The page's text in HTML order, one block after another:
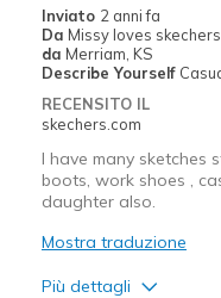
View On Shoes
Inviato 2 anni fa
Da Missy loves skechers
da Merriam, KS
Describe Yourself
RECENSITO IL
skechers.com
I have many sketches
boots, work shoes ,
daughter also.
Mostra traduzione
Più dettagli